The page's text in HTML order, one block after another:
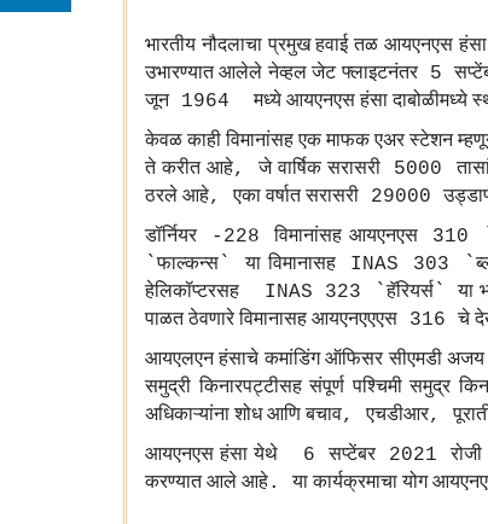
भारतीय नौदलाचा प्रमुख हवाई तळ आयएनएस हंसा
उभारण्यात आलेले नेव्हल जेट फ्लाइटनंतर5
जून1964मध्ये आयएनएस हंसा दाबोळीमध्ये
केवळ काही विमानांसह एक माफक एअर स्टेशन
ते करीत आहे,जे वार्षिक सरासरी 5000
ठरले आहे,एका वर्षात सरासरी 29000
डॉर्नियर -228विमानांसह आयएनएस310
`फाल्कन्स `या विमानासह INAS 303 `
हेलिकॉप्टरसह INAS 323 `हॅरियर्स`या
पाळत ठेवणारे विमानासह आयएनएएएस 316चे
आयएलएन हंसाचे कमांडिंग ऑफिसर सीएमडी अजय
समुद्री किनारपट्टीसह संपूर्ण पश्चिमी समुद्र
अधिकाऱ्यांना शोध आणि बचाव,एचडीआर,
आयएनएस हंसा येथे6सप्टेंबर 2021रोजी
करण्यात आले आहे.या कार्यक्रमाचा योग